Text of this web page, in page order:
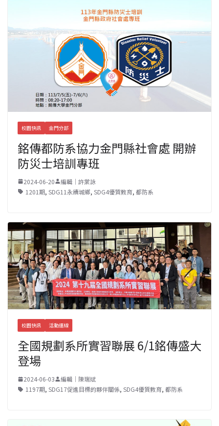
校園快訊 金門分部
銘傳都防系協力金門縣社會處 開辦
防災士培訓專班
2024-06-20
編輯｜許棠詠
1201期, SDG11永續城鄉, SDG4優質教育, 都防系
校園快訊 活動連線
全國規劃系所實習聯展 6/1銘傳盛大
登場
2024-06-03
編輯｜陳瑞斌
1197期, SDG17促進目標的夥伴關係, SDG4優質教育, 都防系